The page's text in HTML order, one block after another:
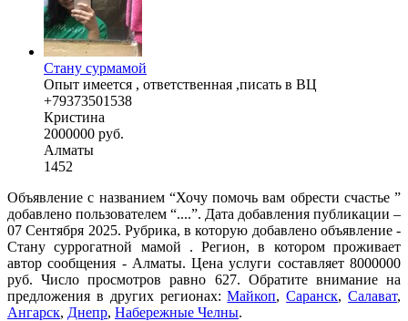
Стану сурмамой
Опыт имеется , ответственная ,писать в ВЦ
+79373501538
Кристина
2000000 руб.
Алматы
1452
Объявление с названием “Хочу помочь вам обрести счастье ”
добавлено пользователем “....”. Дата добавления публикации –
07 Сентября 2025. Рубрика, в которую добавлено объявление -
Cтану суррогатной мамой . Регион, в котором проживает
автор сообщения - Алматы. Цена услуги составляет 8000000
руб. Число просмотров равно 627. Обратите внимание на
предложения в других регионах:Майкоп,Саранск,Салават,
Ангарск, Днепр, Набережные Челны.